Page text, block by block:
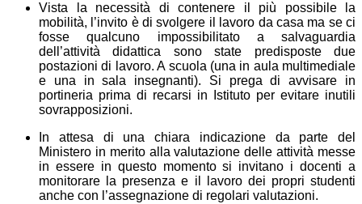
Vista la necessità di contenere il più possibile la
mobilità, l’invito è di svolgere il lavoro da casa ma se ci
fosse qualcuno impossibilitato a salvaguardia
dell’attività didattica sono state predisposte due
postazioni di lavoro. A scuola (una in aula multimediale
e una in sala insegnanti). Si prega di avvisare in
portineria prima di recarsi in Istituto per evitare inutili
sovrapposizioni.
In attesa di una chiara indicazione da parte del
Ministero in merito alla valutazione delle attività messe
in essere in questo momento si invitano i docenti a
monitorare la presenza e il lavoro dei propri studenti
anche con l’assegnazione di regolari valutazioni.